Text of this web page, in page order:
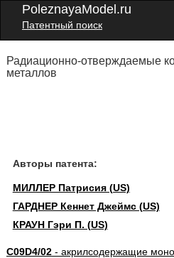
PoleznayaModel.ru
Патентный поиск
Радиационно-отверждаемые
металлов
Авторы патента:
МИЛЛЕР Патрисия (US)
ГАРДНЕР Кеннет Джеймс (US)
КРАУН Гэри П. (US)
C09D4/02- акрилсодержащие